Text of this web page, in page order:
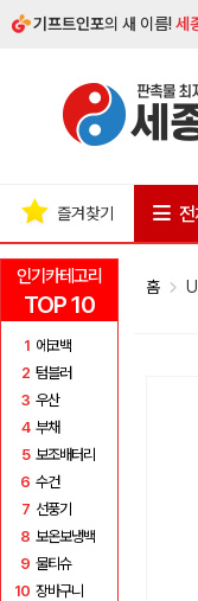
기프트인포의 새 이름!세
인기카테고리
TOP 10
1 에코백
2 텀블러
3 우산
4 부채
5 보조배터리
6 수건
7 선풍기
8 보온보냉백
9 물티슈
10 장바구니
즐겨찾기 전
홈